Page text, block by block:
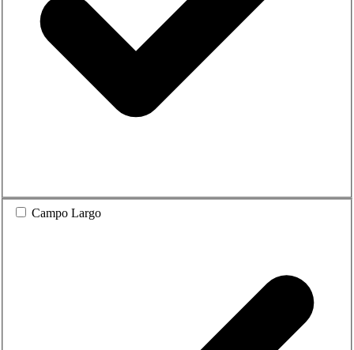
Campo Largo